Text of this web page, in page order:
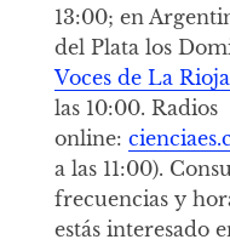
13:00; en
del Plata los
Voces de La Rioja
las 10:00. Radios
online:
a las 11:00).
frecuencias y
estás interesado